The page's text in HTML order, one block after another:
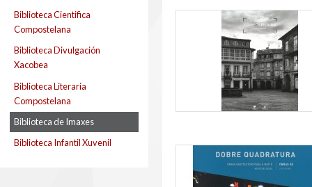
Biblioteca Cientifica
Compostelana
Biblioteca Divulgación
Xacobea
Biblioteca Literaria
Compostelana
Biblioteca de Imaxes
Biblioteca Infantil Xuvenil